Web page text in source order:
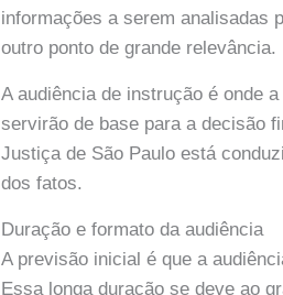
informações a serem analisadas
outro ponto de grande relevância.
A audiência de instrução é onde
servirão de base para a decisão
Justiça de São Paulo está
dos fatos.
Duração e formato da audiência
A previsão inicial é que a
Essa longa duração se deve ao